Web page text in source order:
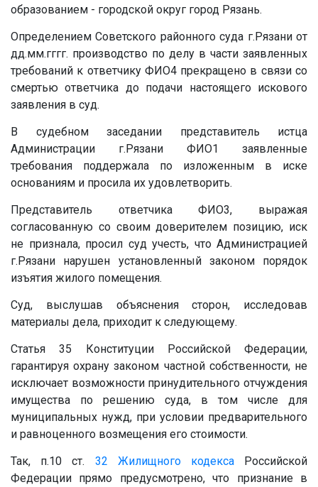
образованием - городской округ город Рязань.
Определением Советского районного суда г.Рязани от
дд.мм.гггг. производство по делу в части заявленных
требований к ответчику ФИО4 прекращено в связи со
смертью ответчика до подачи настоящего искового
заявления в суд.
В судебном заседании представитель истца
Администрации г.Рязани ФИО1 заявленные
требования поддержала по изложенным в иске
основаниям и просила их удовлетворить.
Представитель ответчика ФИО3, выражая
согласованную со своим доверителем позицию, иск
не признала, просил суд учесть, что Администрацией
г.Рязани нарушен установленный законом порядок
изъятия жилого помещения.
Суд, выслушав объяснения сторон, исследовав
материалы дела, приходит к следующему.
Статья 35 Конституции Российской Федерации,
гарантируя охрану законом частной собственности, не
исключает возможности принудительного отчуждения
имущества по решению суда, в том числе для
муниципальных нужд, при условии предварительного
и равноценного возмещения его стоимости.
Так, п.10 ст. 32 Жилищного кодексаРоссийской
Федерации прямо предусмотрено, что признание в